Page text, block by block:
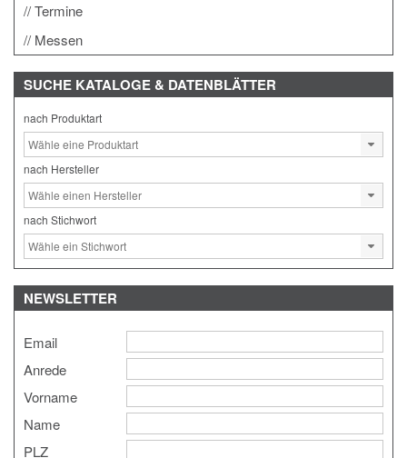
Termine
Messen
SUCHE KATALOGE & DATENBLÄTTER
nach Produktart
nach Hersteller
nach Stichwort
NEWSLETTER
Email
Anrede
Vorname
Name
PLZ